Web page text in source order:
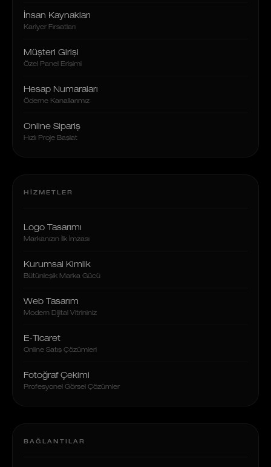
İnsan Kaynakları
Kariyer Fırsatları
Müşteri Girişi
Özel Panel Erişimi
Hesap Numaraları
Ödeme Kanallarımız
Online Sipariş
Hızlı Proje Başlat
HIZMETLER
Logo Tasarımı
Markanızın İlk İmzası
Kurumsal Kimlik
Bütünleşik Marka Gücü
Web Tasarım
Modern Dijital Vitrininiz
E-Ticaret
Online Satış Çözümleri
Fotoğraf Çekimi
Profesyonel Görsel Çözümler
BAĞLANTILAR